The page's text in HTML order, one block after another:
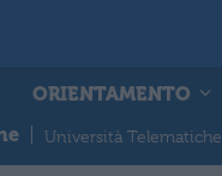
ORIENTAMENTO
Università Telematiche